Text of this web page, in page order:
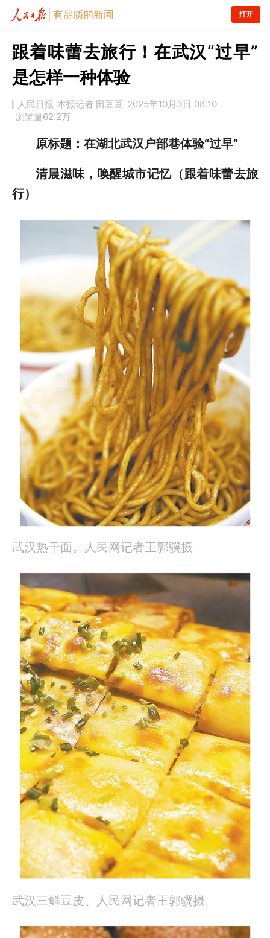
打开
跟着味蕾去旅行！在武汉“过早”
是怎样一种体验
人民日报 本报记者 田豆豆 2025年10月3日 08:10
浏览量62.2万
原标题： 在湖北武汉户部巷体验“过早”
清晨滋味，唤醒城市记忆（跟着味蕾去旅
行）
武汉热干面。人民网记者王郭骥摄
武汉三鲜豆皮。人民网记者王郭骥摄